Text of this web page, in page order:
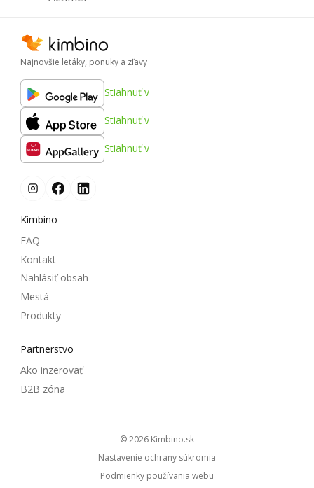
Najnovšie letáky, ponuky a zľavy
Stiahnuť v
Stiahnuť v
Stiahnuť v
Kimbino
FAQ
Kontakt
Nahlásiť obsah
Mestá
Produkty
Partnerstvo
Ako inzerovať
B2B zóna
© 2026
kimbino.sk
Nastavenie ochrany súkromia
Podmienky používania webu